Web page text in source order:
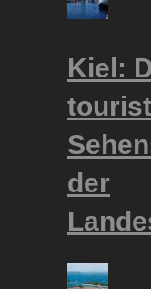
Kiel:
der